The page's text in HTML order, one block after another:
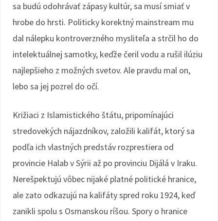
sa budú odohrávať zápasy kultúr, sa musí smiať v
hrobe do hrsti. Politicky korektný mainstream mu
dal nálepku kontroverzného mysliteľa a strčil ho do
intelektuálnej samotky, keďže čeril vodu a rušil ilúziu
najlepšieho z možných svetov. Ale pravdu mal on,
lebo sa jej pozrel do očí.
Križiaci z Islamistického štátu, pripomínajúci
stredovekých nájazdníkov, založili kalifát, ktorý sa
podľa ich vlastných predstáv rozprestiera od
provincie Halab v Sýrii až po provinciu Dijálá v Iraku.
Nerešpektujú vôbec nijaké platné politické hranice,
ale zato odkazujú na kalifáty spred roku 1924, keď
zanikli spolu s Osmanskou ríšou. Spory o hranice